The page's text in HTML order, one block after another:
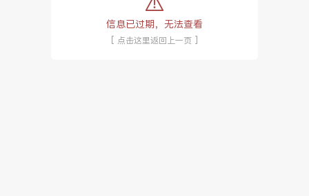
信息已过期，无法查看
[ 点击这里返回上一页 ]